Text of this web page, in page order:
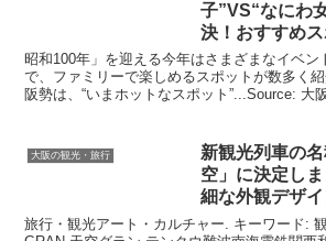
子”VS“なにわ
決！おすすめ
昭和100年」を迎える今年はさまざまなイベン
で、ファミリーで楽しめるスポットが数多く
阪勢は、“いまホットなスポット”...Source: 大
大阪の観光・旅行 新観光列車の
空」に決定し
細な外観デザ
旅行・観光アート・カルチャー. キーワード: